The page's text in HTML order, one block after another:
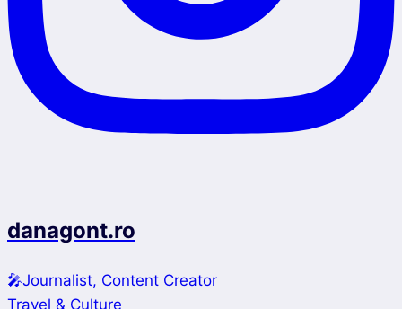
danagont.ro
🎤Journalist, Content Creator
Travel & Culture